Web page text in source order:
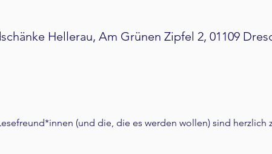
Hellerau, Am Grünen Zipfel 2, 01109
(und die, die es werden wollen) sind herzlich